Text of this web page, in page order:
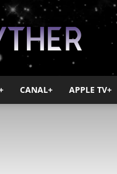
Ayther
CANAL+ APPLE TV+